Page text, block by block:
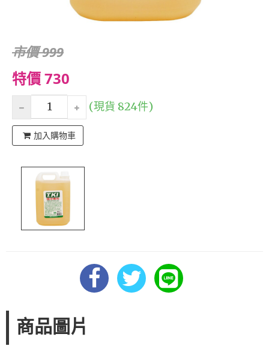
市價 999
特價 730
(現貨 824件)
加入購物車
商品圖片